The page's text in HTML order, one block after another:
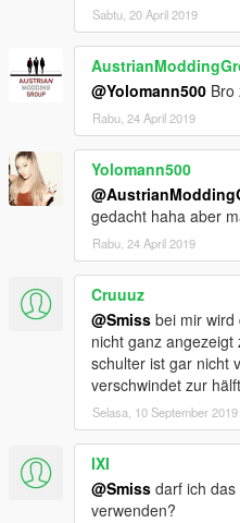
Sabtu, 20 April 2019
@Yolomann500 Bro
Rabu, 24 April 2019
Yolomann500
gedacht haha aber
Rabu, 24 April 2019
Cruuuz
@Smiss bei mir wird
nicht ganz
schulter ist gar nicht
verschwindet zur
Selasa, 10 September 2019
IXI
@Smiss darf ich
verwenden?